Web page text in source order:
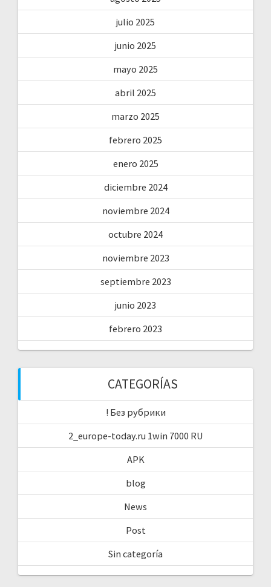
julio 2025
junio 2025
mayo 2025
abril 2025
marzo 2025
febrero 2025
enero 2025
diciembre 2024
noviembre 2024
octubre 2024
noviembre 2023
septiembre 2023
junio 2023
febrero 2023
CATEGORÍAS
! Без рубрики
2_europe-today.ru 1win 7000 RU
APK
blog
News
Post
Sin categoría